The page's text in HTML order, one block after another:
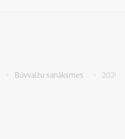
Būvvalžu sanāksmes 2020